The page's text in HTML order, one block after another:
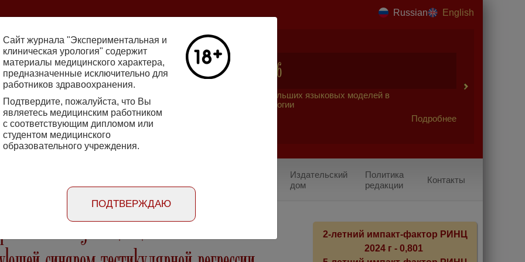
Russian English
2712-8571 10.29188/2222-8543
- основатель НИИ
исследования в НИИ
Подробнее
Номер №2, 2026
Галлюцинации больших языковых моделей в
клинической урологии
Подробнее
i klinicheskaya urologiya
для авторов
рекламодателей
Издательский
дом
Политика
редакции
Контакты
полной диссоциации яичка и
2-летний импакт-фактор РИНЦ
2024 г - 0,801
Сайт журнала "Экспериментальная и
клиническая урология" содержит
материалы медицинского характера,
предназначенные исключительно для
работников здравоохранения.
Подтвердите, пожалуйста, что Вы
являетесь медицинским работником
с соответствующим дипломом или
студентом медицинского
образовательного учреждения.
ПОДТВЕРЖДАЮ